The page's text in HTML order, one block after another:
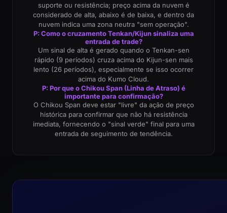
suporte ou resistência; preço acima da nuvem é
considerado de alta, abaixo é de baixa, e dentro da
nuvem indica uma zona neutra "sem operação".
P: Como o cruzamento Tenkan/Kijun sinaliza uma
entrada de trade?
Um sinal de alta é gerado quando o Tenkan-sen
rápido (9 períodos) cruza acima do Kijun-sen mais
lento (26 períodos), especialmente se isso ocorrer
acima do Kumo Cloud.
P: Por que o Chikou Span (Linha de Atraso) é
importante para confirmação?
O Chikou Span deve estar "livre" da ação de preço
histórica para confirmar que não há resistência
imediata, fornecendo o "sinal verde" final para uma
entrada de seguimento de tendência.